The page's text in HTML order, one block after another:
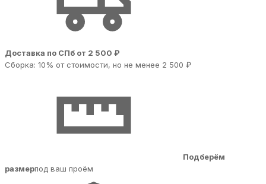
Доставка по СПб от 2 500 ₽
Сборка: 10% от стоимости, но не менее 2 500 ₽
Подберём
размерпод ваш проём